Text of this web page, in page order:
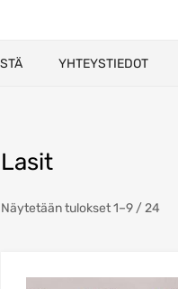
YHTEYSTIEDOT
Lasit
Näytetään tulokset 1–9 / 24